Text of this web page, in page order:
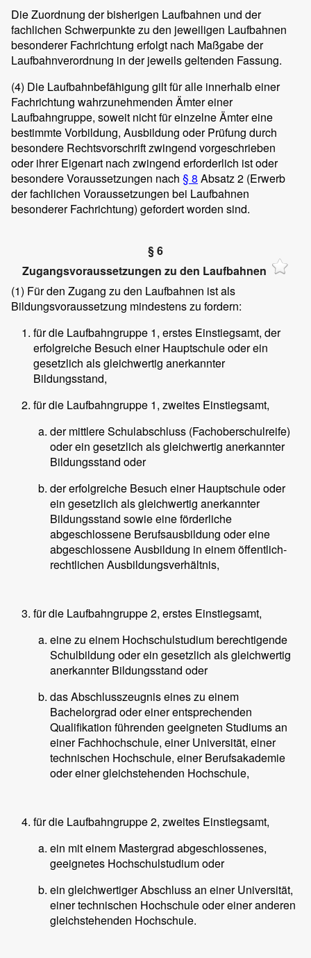
Die Zuordnung der bisherigen Laufbahnen und der
fachlichen Schwerpunkte zu den jeweiligen Laufbahnen
besonderer Fachrichtung erfolgt nach Maßgabe der
Laufbahnverordnung in der jeweils geltenden Fassung.
(4) Die Laufbahnbefähigung gilt für alle innerhalb einer
Fachrichtung wahrzunehmenden Ämter einer
Laufbahngruppe, soweit nicht für einzelne Ämter eine
bestimmte Vorbildung, Ausbildung oder Prüfung durch
besondere Rechtsvorschrift zwingend vorgeschrieben
oder ihrer Eigenart nach zwingend erforderlich ist oder
besondere Voraussetzungen nach § 8 Absatz 2 (Erwerb
der fachlichen Voraussetzungen bei Laufbahnen
besonderer Fachrichtung) gefordert worden sind.
§ 6
Zugangsvoraussetzungen zu den Laufbahnen
(1) Für den Zugang zu den Laufbahnen ist als
Bildungsvoraussetzung mindestens zu fordern:
für die Laufbahngruppe 1, erstes Einstiegsamt, der
erfolgreiche Besuch einer Hauptschule oder ein
gesetzlich als gleichwertig anerkannter
Bildungsstand,
für die Laufbahngruppe 1, zweites Einstiegsamt,
der mittlere Schulabschluss (Fachoberschulreife)
oder ein gesetzlich als gleichwertig anerkannter
Bildungsstand oder
der erfolgreiche Besuch einer Hauptschule oder
ein gesetzlich als gleichwertig anerkannter
Bildungsstand sowie eine förderliche
abgeschlossene Berufsausbildung oder eine
abgeschlossene Ausbildung in einem öffentlich-
rechtlichen Ausbildungsverhältnis,
für die Laufbahngruppe 2, erstes Einstiegsamt,
eine zu einem Hochschulstudium berechtigende
Schulbildung oder ein gesetzlich als gleichwertig
anerkannter Bildungsstand oder
das Abschlusszeugnis eines zu einem
Bachelorgrad oder einer entsprechenden
Qualifikation führenden geeigneten Studiums an
einer Fachhochschule, einer Universität, einer
technischen Hochschule, einer Berufsakademie
oder einer gleichstehenden Hochschule,
für die Laufbahngruppe 2, zweites Einstiegsamt,
ein mit einem Mastergrad abgeschlossenes,
geeignetes Hochschulstudium oder
ein gleichwertiger Abschluss an einer Universität,
einer technischen Hochschule oder einer anderen
gleichstehenden Hochschule.